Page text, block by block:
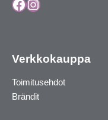
Facebook
Instagram
Verkkokauppa
Toimitusehdot
Brändit